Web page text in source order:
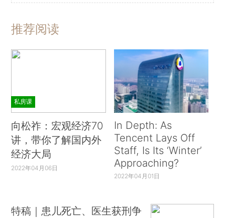
推荐阅读
私房课
向松祚：宏观经济70
讲，带你了解国内外
经济大局
2022年04月06日
In Depth: As
Tencent Lays Off
Staff, Is Its ‘Winter’
Approaching?
2022年04月01日
特稿｜患儿死亡、医生获刑争